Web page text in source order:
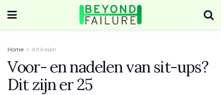
Home Artikelen
Voor- en nadelen van sit-ups?
Dit zijn er 25